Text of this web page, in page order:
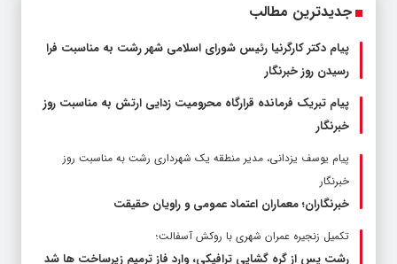
جدیدترین مطالب
پیام دکتر کارگرنیا رئیس شورای اسلامی شهر رشت به مناسبت فرا
رسیدن روز خبرنگار
پیام تبریک فرمانده قرارگاه محرومیت‌ زدایی ارتش به مناسبت روز
خبرنگار
پیام یوسف یزدانی، مدیر منطقه یک شهرداری رشت به مناسبت روز
خبرنگار
خبرنگاران؛ معماران اعتماد عمومی و راویان حقیقت
تکمیل زنجیره عمران شهری با روکش آسفالت؛
رشت پس از گره گشایی ترافیکی، وارد فاز ترمیم زیرساخت ها شد